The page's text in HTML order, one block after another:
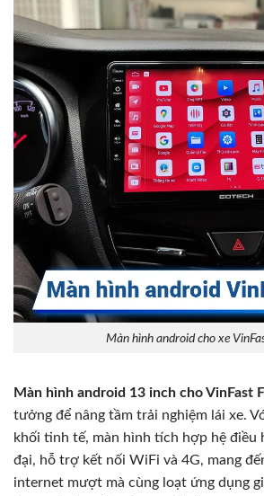
Màn hình android cho xe
Màn hình android 13 inch cho VinFast
tưởng để nâng tầm trải nghiệm lái xe.
khối tinh tế, màn hình tích hợp hệ điều
đại, hỗ trợ kết nối WiFi và 4G, mang
internet mượt mà cùng loạt ứng dụng